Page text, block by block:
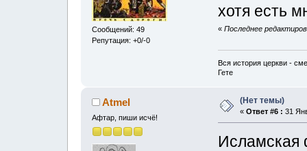
Сообщений: 49
Репутация: +0/-0
хотя есть
« Последнее
Вся история церкви -
Гете
Atmel
Афтар, пиши исчё!
(Нет темы)
« Ответ #6 : 31
Исламская